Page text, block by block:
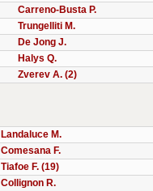
Carreno-Busta P.
Trungelliti M.
De Jong J.
Halys Q.
Zverev A. (2)
Landaluce M.
Comesana F.
Tiafoe F. (19)
Collignon R.